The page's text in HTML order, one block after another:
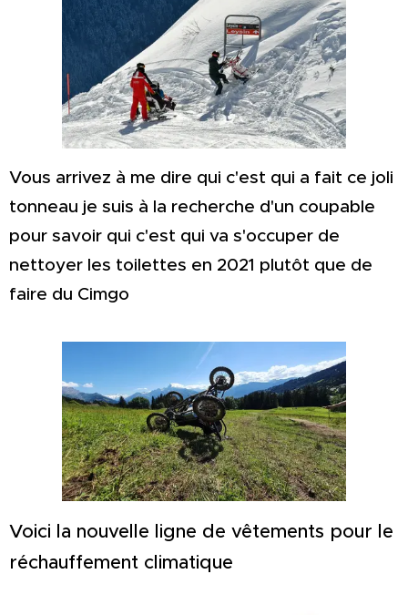
Vous arrivez à me dire qui c'est qui a fait ce joli
tonneau je suis à la recherche d'un coupable
pour savoir qui c'est qui va s'occuper de
nettoyer les toilettes en 2021 plutôt que de
faire du Cimgo
Voici la nouvelle ligne de vêtements pour le
réchauffement climatique